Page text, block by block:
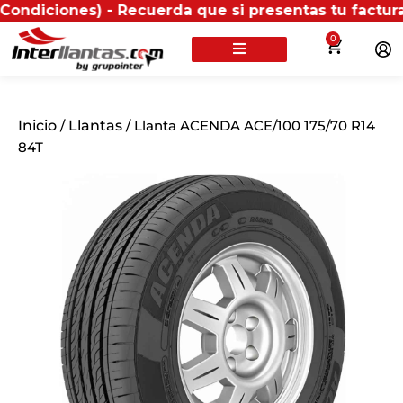
- Recuerda que si presentas tu factura
0
Inicio / Llantas / Llanta ACENDA ACE/100 175/70 R14
84T